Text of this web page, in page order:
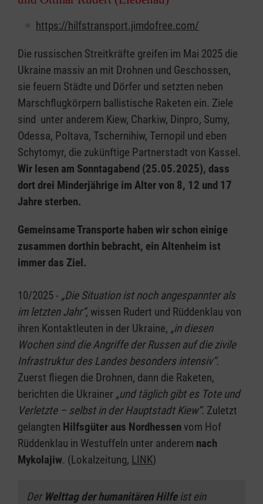
https://hilfstransport.jimdofree.com/
Die russischen Streitkräfte greifen im Mai 2025 die
Ukraine massiv an mit Drohnen und Geschossen,
sie feuern Städte und Dörfer und setzten neben
Marschflugkörpern ballistische Raketen ein. Ziele
sind unter anderem Kiew, Charkiw, Dinpro, Sumy,
Odessa, Poltava, Tschernihiw, Ternopil und eben
Schytomyr, die zukünftige Partnerstadt von Kassel.
Wir lesen am Sonntagabend (25.05.2025), dass
dort drei Minderjährige im Alter von 8, 12 und 17
Jahre sterben.
Gemeinsame Transporte haben wir schon einige
zusammen dorthin bebracht, ein Altenheim ist
immer das Ziel.
10/2025 - „Die Situation ist noch angespannter als
im letzten Jahr“, wissen Rudert und Rüddenklau von
ihren Kontaktleuten in der Ukraine, „in diesen
Wochen sind die Angriffe der Russen auf die zivile
Infrastruktur des Landes besonders intensiv“.
Zuerst fliegen die Drohnen, dann die Raketen,
berichten die Ukrainer „und täglich gibt es Tote und
Verletzte – selbst in der Hauptstadt Kiew“. Zuletzt
gelangten Hilfsgüter aus Nordhessenvom Hof
Rüddenklau in Westuffeln unter anderem nach
Mykolajiw. (Lokalzeitung, LINK)
Der Welttag der humanitären Hilfeist ein